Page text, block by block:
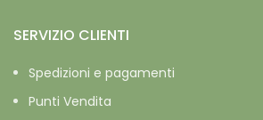
SERVIZIO CLIENTI
Spedizioni e pagamenti
Punti Vendita